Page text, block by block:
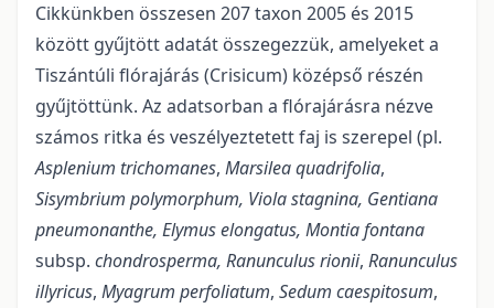
Cikkünkben összesen 207 taxon 2005 és 2015
között gyűjtött adatát összegezzük, amelyeket a
Tiszántúli flórajárás (Crisicum) középső részén
gyűjtöttünk. Az adatsorban a flórajárásra nézve
számos ritka és veszélyeztetett faj is szerepel (pl.
Asplenium trichomanes, Marsilea quadrifolia,
Sisymbrium polymorphum, Viola stagnina, Gentiana
pneumonanthe, Elymus elongatus, Montia fontana
subsp. chondrosperma, Ranunculus rionii, Ranunculus
illyricus, Myagrum perfoliatum, Sedum caespitosum,